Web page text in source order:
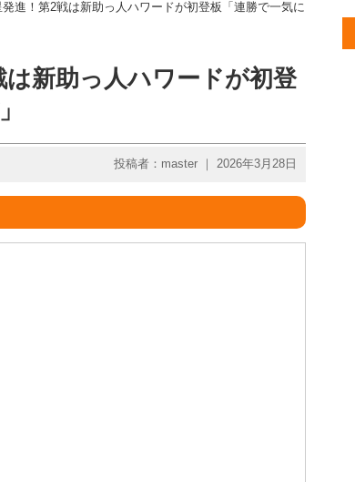
進！第2戦は新助っ人ハワードが初登板「連勝で一気に
は新助っ人ハワードが初登
投稿者：master ｜ 2026年3月28日